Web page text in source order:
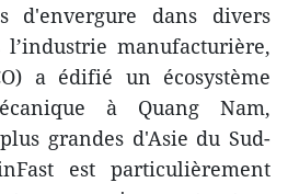
d'envergure dans divers
l’industrie manufacturière,
a édifié un écosystème
à Quang Nam,
grandes d'Asie du Sud-
est particulièrement